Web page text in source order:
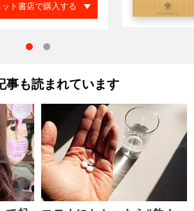
ット書店で購入する
事も読まれています